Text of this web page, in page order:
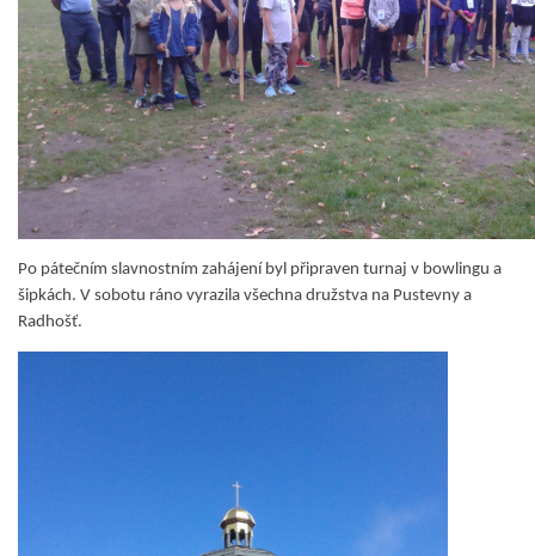
Po pátečním slavnostním zahájení byl připraven turnaj v bowlingu a
šipkách. V sobotu ráno vyrazila všechna družstva na Pustevny a
Radhošť.